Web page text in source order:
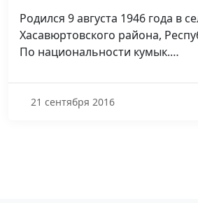
Родился 9 августа 1946 года в
Хасавюртовского района,
По национальности кумык.…
21 сентября 2016